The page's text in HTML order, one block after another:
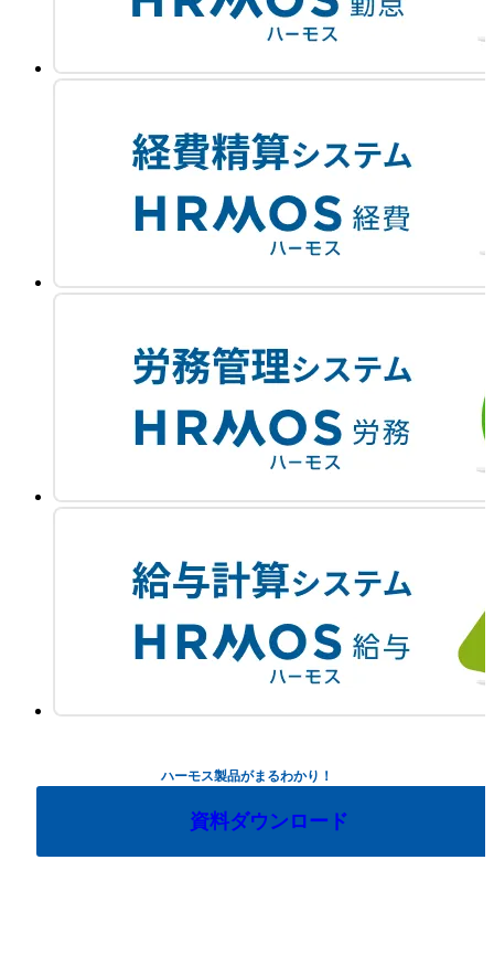
ハーモス製品がまるわかり！
資料ダウンロード